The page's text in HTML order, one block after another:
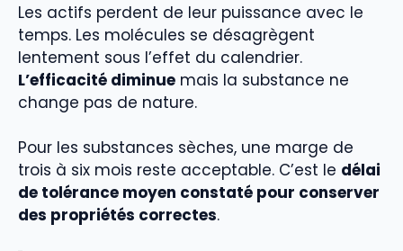
Les actifs perdent de leur puissance avec le
temps. Les molécules se désagrègent
lentement sous l’effet du calendrier.
L’efficacité diminue mais la substance ne
change pas de nature.
Pour les substances sèches, une marge de
trois à six mois reste acceptable. C’est le délai
de tolérance moyen constaté pour conserver
des propriétés correctes.